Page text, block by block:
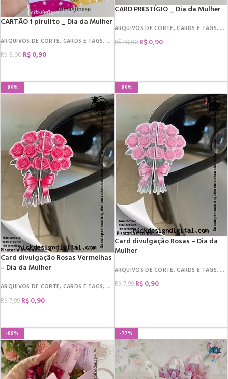
CARTÃO 1 pirulito _ Dia da Mulher
ARQUIVOS DE CORTE, CARDS E TAGS, DATAS COMEMORATIVAS
R$8,00 R$0,90
CARD PRESTÍGIO _ Dia da Mulher
ARQUIVOS DE CORTE,CARDS E TAGS,
R$10,00 R$0,90
-89%
Card divulgação Rosas Vermelhas
– Dia da Mulher
ARQUIVOS DE CORTE, CARDS E TAGS, DATAS COMEMORATIVAS
R$7,99 R$0,90
-89%
Card divulgação Rosas – Dia da
Mulher
ARQUIVOS DE CORTE,CARDS E TAGS,
R$7,99 R$0,90
-89% -77%